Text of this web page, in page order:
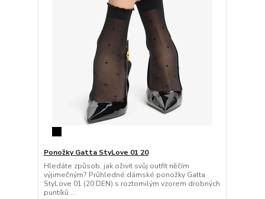
Ponožky Gatta StyLove 01 20
Hledáte způsob, jak oživit svůj outfit něčím
výjimečným? Průhledné dámské ponožky Gatta
StyLove 01 (20 DEN) s roztomilým vzorem drobných
puntíků ...